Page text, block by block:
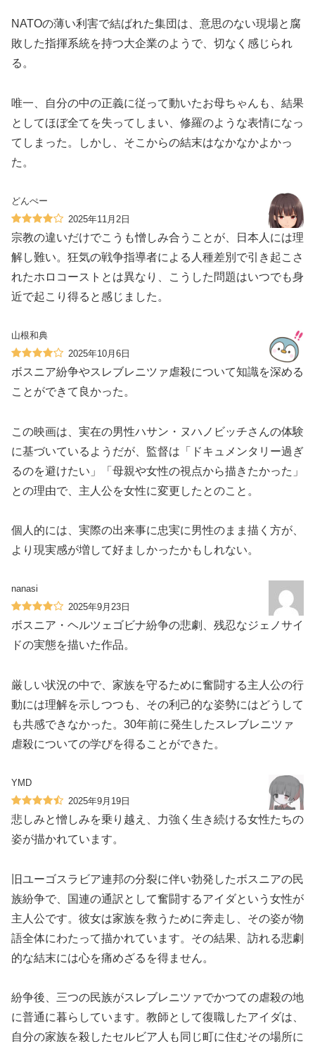
NATOの薄い利害で結ばれた集団は、意思のない現場と腐
敗した指揮系統を持つ大企業のようで、切なく感じられ
る。
唯一、自分の中の正義に従って動いたお母ちゃんも、結果
としてほぼ全てを失ってしまい、修羅のような表情になっ
てしまった。しかし、そこからの結末はなかなかよかっ
た。
どんぺー
2025年11月2日
宗教の違いだけでこうも憎しみ合うことが、日本人には理
解し難い。狂気の戦争指導者による人種差別で引き起こさ
れたホロコーストとは異なり、こうした問題はいつでも身
近で起こり得ると感じました。
山根和典
2025年10月6日
ボスニア紛争やスレブレニツァ虐殺について知識を深める
ことができて良かった。
この映画は、実在の男性ハサン・ヌハノビッチさんの体験
に基づいているようだが、監督は「ドキュメンタリー過ぎ
るのを避けたい」「母親や女性の視点から描きたかった」
との理由で、主人公を女性に変更したとのこと。
個人的には、実際の出来事に忠実に男性のまま描く方が、
より現実感が増して好ましかったかもしれない。
nanasi
2025年9月23日
ボスニア・ヘルツェゴビナ紛争の悲劇、残忍なジェノサイ
ドの実態を描いた作品。
厳しい状況の中で、家族を守るために奮闘する主人公の行
動には理解を示しつつも、その利己的な姿勢にはどうして
も共感できなかった。30年前に発生したスレブレニツァ
虐殺についての学びを得ることができた。
YMD
2025年9月19日
悲しみと憎しみを乗り越え、力強く生き続ける女性たちの
姿が描かれています。
旧ユーゴスラビア連邦の分裂に伴い勃発したボスニアの民
族紛争で、国連の通訳として奮闘するアイダという女性が
主人公です。彼女は家族を救うために奔走し、その姿が物
語全体にわたって描かれています。その結果、訪れる悲劇
的な結末には心を痛めざるを得ません。
紛争後、三つの民族がスレブレニツァでかつての虐殺の地
に普通に暮らしています。教師として復職したアイダは、
自分の家族を殺したセルビア人も同じ町に住むその場所に